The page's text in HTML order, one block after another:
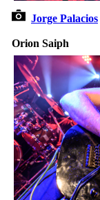
Jorge Palacios
Orion Saiph